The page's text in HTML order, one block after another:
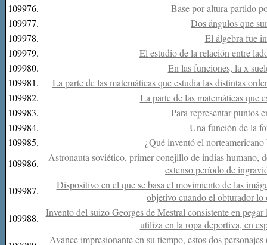
109976.
Base por altura partido
109977.
Dos ángulos que
109978.
El álgebra fue
109979.
El estudio de la relación entre
109980.
En las funciones, la x
109981.
La parte de las matemáticas que estudia las distintas
109982.
La parte de las matemáticas que
109983.
Para representar puntos
109984.
Una función de la
109985.
¿Qué inventó el
109986.
Astronauta soviético, primer conejillo de indias humano,
extenso período de
109987.
Dispositivo en el que se basa el movimiento de las
objetivo cuando el obturador
109988.
Invento del suizo Georges de Mestral consistente en
utiliza en la ropa deportiva, en
Avance impresionante en su tiempo, estos dos